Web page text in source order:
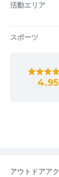
活動エリア
スポーツ
4.95
アウトドアア